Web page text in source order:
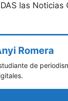
las Noticias
Romera
de